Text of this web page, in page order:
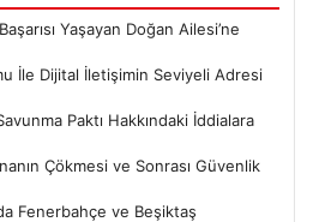
Yaşayan Doğan Ailesi’ne
İle Dijital İletişimin Seviyeli Adresi
Paktı Hakkındaki İddialara
Çökmesi ve Sonrası Güvenlik
Fenerbahçe ve Beşiktaş